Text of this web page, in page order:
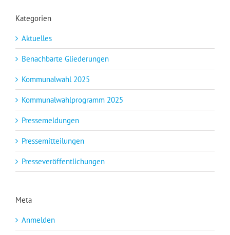
Kategorien
Aktuelles
Benachbarte Gliederungen
Kommunalwahl 2025
Kommunalwahlprogramm 2025
Pressemeldungen
Pressemitteilungen
Presseveröffentlichungen
Meta
Anmelden